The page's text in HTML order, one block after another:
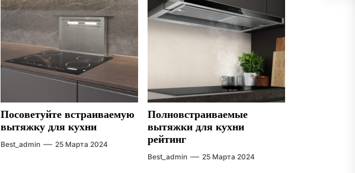
Посоветуйте встраиваемую
вытяжку для кухни
Best_admin 25 Марта 2024
Полновстраиваемые
вытяжки для кухни
рейтинг
Best_admin
25 Марта 2024